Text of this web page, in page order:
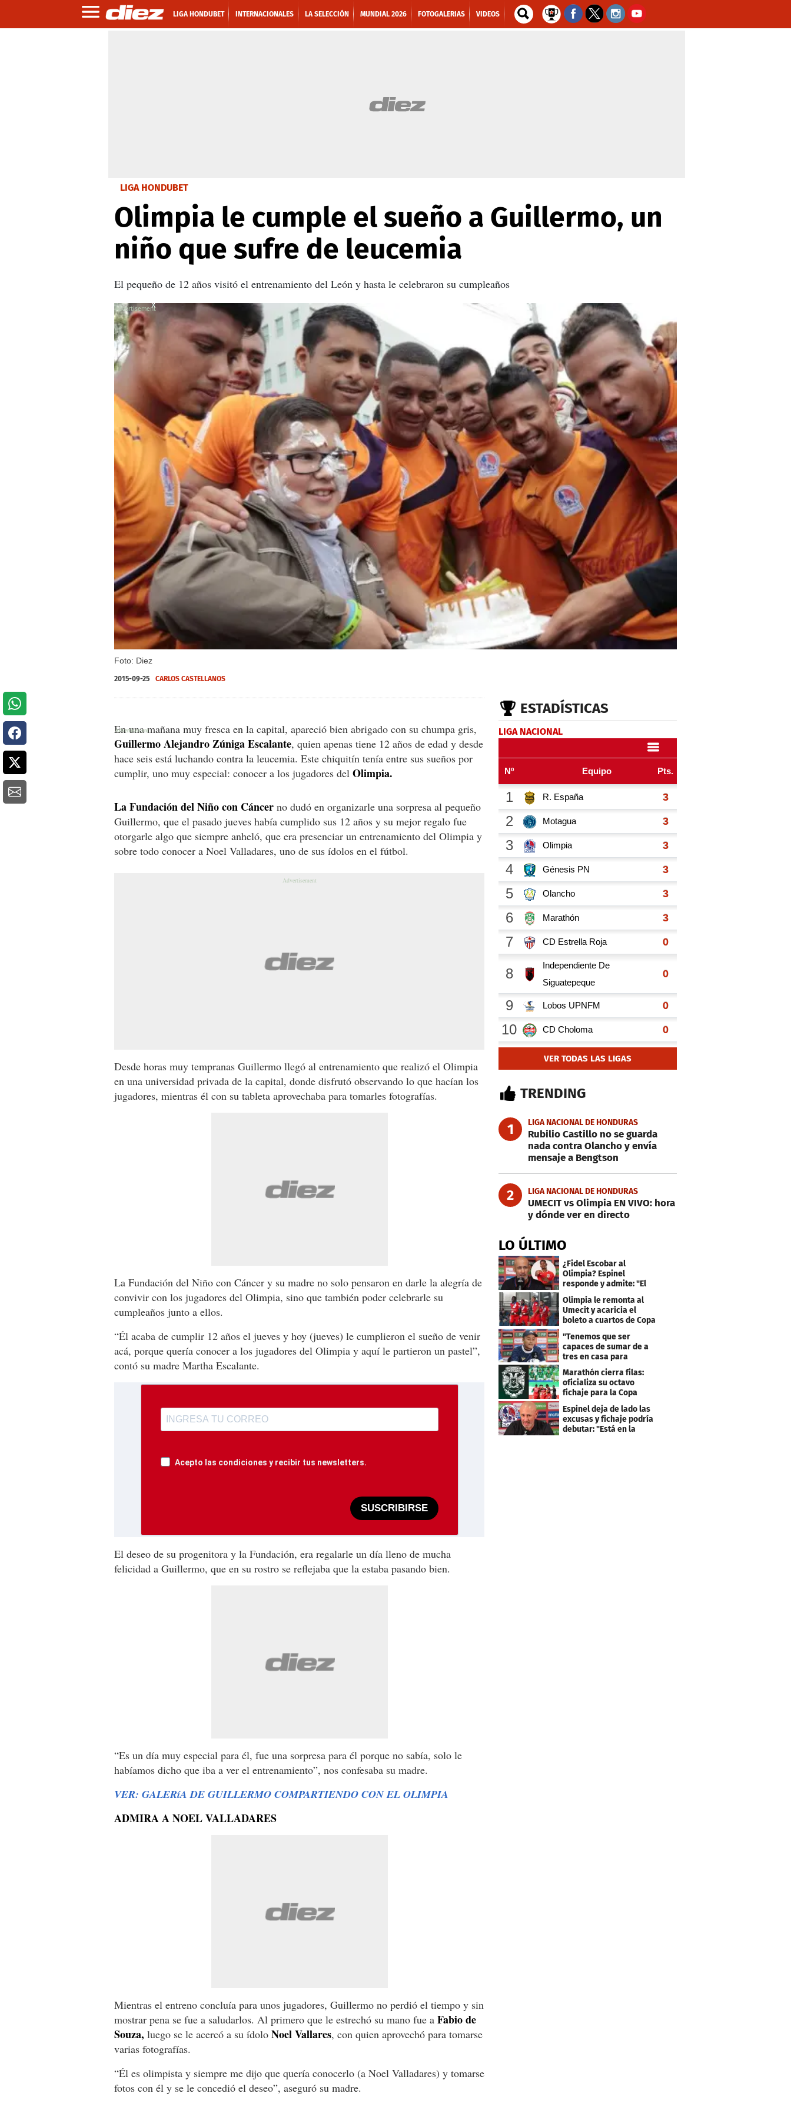
LIGA HONDUBET INTERNACIONALES LA SELECCIÓN MUNDIAL 2026 FOTOGALERIAS VIDEOS
LIGA HONDUBET
Olimpia le cumple el sueño a Guillermo, un
niño que sufre de leucemia
El pequeño de 12 años visitó el entrenamiento del León y hasta le celebraron su cumpleaños
Foto: Diez
X
X
X
2015-09-25 CARLOS CASTELLANOS
En una mañana muy fresca en la capital, apareció bien abrigado con su chumpa gris,
Guillermo Alejandro Zúniga Escalante, quien apenas tiene 12 años de edad y desde
hace seis está luchando contra la leucemia. Este chiquitín tenía entre sus sueños por
cumplir, uno muy especial: conocer a los jugadores del Olimpia.
La Fundación del Niño con Cáncer no dudó en organizarle una sorpresa al pequeño
Guillermo, que el pasado jueves había cumplido sus 12 años y su mejor regalo fue
otorgarle algo que siempre anheló, que era presenciar un entrenamiento del Olimpia y
sobre todo conocer a Noel Valladares, uno de sus ídolos en el fútbol.
Desde horas muy tempranas Guillermo llegó al entrenamiento que realizó el Olimpia
en una universidad privada de la capital, donde disfrutó observando lo que hacían los
jugadores, mientras él con su tableta aprovechaba para tomarles fotografías.
La Fundación del Niño con Cáncer y su madre no solo pensaron en darle la alegría de
convivir con los jugadores del Olimpia, sino que también poder celebrarle su
cumpleaños junto a ellos.
“Él acaba de cumplir 12 años el jueves y hoy (jueves) le cumplieron el sueño de venir
acá, porque quería conocer a los jugadores del Olimpia y aquí le partieron un pastel”,
contó su madre Martha Escalante.
Acepto las condiciones y recibir tus newsletters.
SUSCRIBIRSE
El deseo de su progenitora y la Fundación, era regalarle un día lleno de mucha
felicidad a Guillermo, que en su rostro se reflejaba que la estaba pasando bien.
“Es un día muy especial para él, fue una sorpresa para él porque no sabía, solo le
habíamos dicho que iba a ver el entrenamiento”, nos confesaba su madre.
VER: GALERíA DE GUILLERMO COMPARTIENDO CON EL OLIMPIA
ADMIRA A NOEL VALLADARES
Mientras el entreno concluía para unos jugadores, Guillermo no perdió el tiempo y sin
mostrar pena se fue a saludarlos. Al primero que le estrechó su mano fue a Fabio de
Souza, luego se le acercó a su ídolo Noel Vallares, con quien aprovechó para tomarse
varias fotografías.
“Él es olimpista y siempre me dijo que quería conocerlo (a Noel Valladares) y tomarse
fotos con él y se le concedió el deseo”, aseguró su madre.
ESTADÍSTICAS
LIGA NACIONAL
VER TODAS LAS LIGAS
TRENDING
1 LIGA NACIONAL DE HONDURAS
Rubilio Castillo no se guarda
nada contra Olancho y envía
mensaje a Bengtson
2 LIGA NACIONAL DE HONDURAS
UMECIT vs Olimpia EN VIVO: hora
y dónde ver en directo
LO ÚLTIMO
¿Fidel Escobar al
Olimpia? Espinel
responde y admite: "El
resultado fue corto"
Olimpia le remonta al
Umecit y acaricia el
boleto a cuartos de Copa
"Tenemos que ser
capaces de sumar de a
tres en casa para
asegurar la
clasificación"
Marathón cierra filas:
oficializa su octavo
fichaje para la Copa
Centroamericana
Espinel deja de lado las
excusas y fichaje podría
debutar: "Está en la